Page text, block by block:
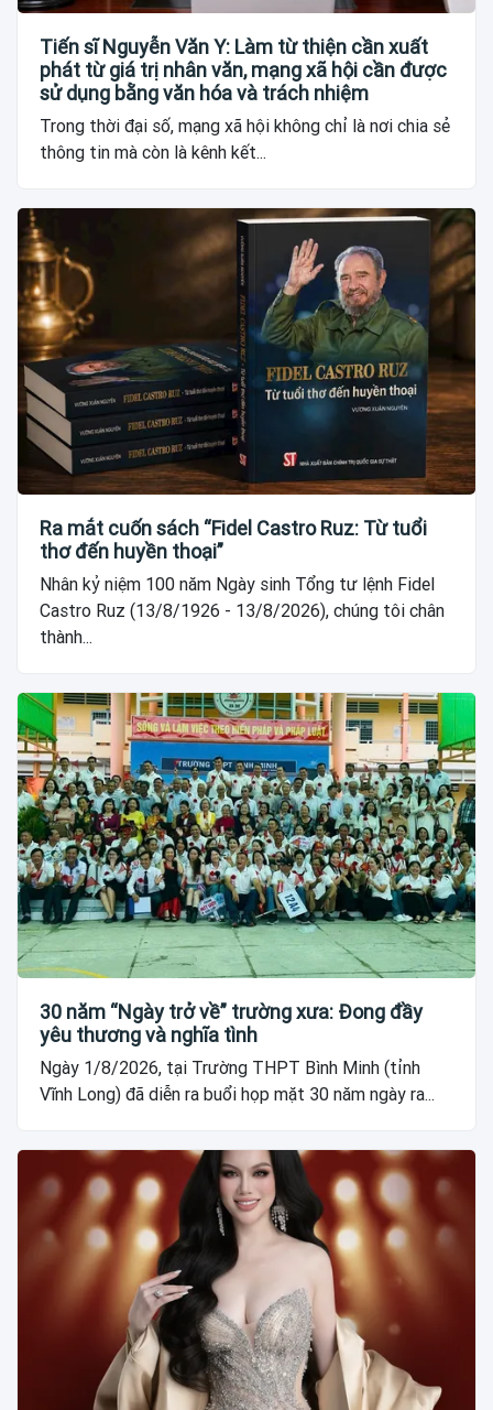
Tiến sĩ Nguyễn Văn Y: Làm từ thiện cần xuất
phát từ giá trị nhân văn, mạng xã hội cần được
sử dụng bằng văn hóa và trách nhiệm
Trong thời đại số, mạng xã hội không chỉ là nơi chia sẻ
thông tin mà còn là kênh kết...
Ra mắt cuốn sách “Fidel Castro Ruz: Từ tuổi
thơ đến huyền thoại”
Nhân kỷ niệm 100 năm Ngày sinh Tổng tư lệnh Fidel
Castro Ruz (13/8/1926 - 13/8/2026), chúng tôi chân
thành...
30 năm “Ngày trở về” trường xưa: Đong đầy
yêu thương và nghĩa tình
Ngày 1/8/2026, tại Trường THPT Bình Minh (tỉnh
Vĩnh Long) đã diễn ra buổi họp mặt 30 năm ngày ra...